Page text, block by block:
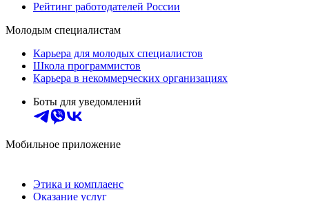
Рейтинг работодателей России
Молодым специалистам
Карьера для молодых специалистов
Школа программистов
Карьера в некоммерческих организациях
Боты для уведомлений
Мобильное приложение
Этика и комплаенс
Оказание услуг